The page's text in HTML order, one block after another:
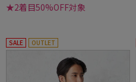
★2着目50%OFF対象
SALE OUTLET